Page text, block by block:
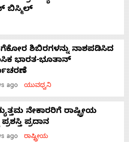
ಬಿಸ್ಮಿಲ್
ಶಿಬಿರಗಳನ್ನು ನಾಶಪಡಿಸಿದ
ಭಾರತ-ಭೂತಾನ್
ago ಯುವಧ್ವನಿ
ನೇಕಾರರಿಗೆ ರಾಷ್ಟ್ರೀಯ
ಪ್ರದಾನ
ago ರಾಷ್ಟ್ರೀಯ